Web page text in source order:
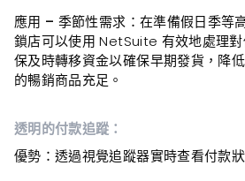
應用 – 季節性需求：在準備假日季等
鎖店可以使用 NetSuite 有效地處理
保及時轉移資金以確保早期發貨，降
的暢銷商品充足。
透明的付款追蹤：
優勢 ：透過視覺追蹤器實時查看付款狀